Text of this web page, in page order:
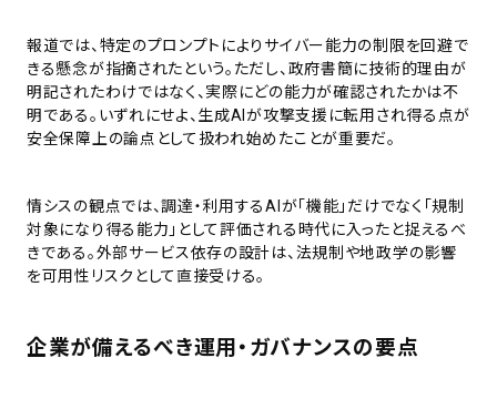
報道では、特定のプロンプトによりサイバー能力の制限を回避で
きる懸念が指摘されたという。ただし、政府書簡に技術的理由が
明記されたわけではなく、実際にどの能力が確認されたかは不
明である。いずれにせよ、生成AIが攻撃支援に転用され得る点が
安全保障上の論点として扱われ始めたことが重要だ。
情シスの観点では、調達・利用するAIが「機能」だけでなく「規制
対象になり得る能力」として評価される時代に入ったと捉えるべ
きである。外部サービス依存の設計は、法規制や地政学の影響
を可用性リスクとして直接受ける。
企業が備えるべき運用・ガバナンスの要点